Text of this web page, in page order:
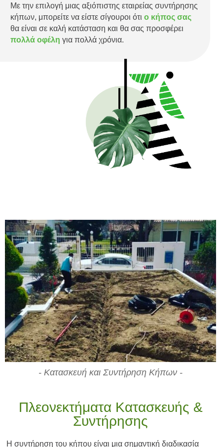
Με την επιλογή μιας αξιόπιστης εταιρείας συντήρησης
κήπων, μπορείτε να είστε σίγουροι ότιο κήπος σας
θα είναι σε καλή κατάσταση και θα σας προσφέρει
πολλά οφέλη για πολλά χρόνια.
- Κατασκευή και Συντήρηση Κήπων -
Πλεονεκτήματα Κατασκευής &
Συντήρησης
Η συντήρηση του κήπου είναι μια σημαντική διαδικασία